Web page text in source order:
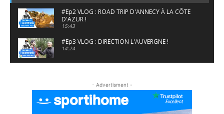
#Ep2 VLOG : ROAD TRIP D'ANNECY À LA CÔTE
D'AZUR !
15:43
#Ep3 VLOG : DIRECTION L'AUVERGNE !
14:24
#EP6 VLOG : SKI & RANDONNÉE DANS LES
ALPES
- Advertisment -